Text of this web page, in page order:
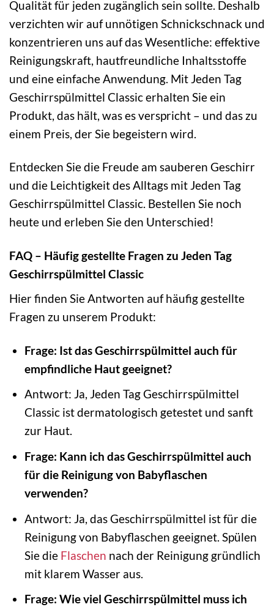
Qualität für jeden zugänglich sein sollte. Deshalb
verzichten wir auf unnötigen Schnickschnack und
konzentrieren uns auf das Wesentliche: effektive
Reinigungskraft, hautfreundliche Inhaltsstoffe
und eine einfache Anwendung. Mit Jeden Tag
Geschirrspülmittel Classic erhalten Sie ein
Produkt, das hält, was es verspricht – und das zu
einem Preis, der Sie begeistern wird.
Entdecken Sie die Freude am sauberen Geschirr
und die Leichtigkeit des Alltags mit Jeden Tag
Geschirrspülmittel Classic. Bestellen Sie noch
heute und erleben Sie den Unterschied!
FAQ – Häufig gestellte Fragen zu Jeden Tag
Geschirrspülmittel Classic
Hier finden Sie Antworten auf häufig gestellte
Fragen zu unserem Produkt:
Frage: Ist das Geschirrspülmittel auch für
empfindliche Haut geeignet?
Antwort: Ja, Jeden Tag Geschirrspülmittel
Classic ist dermatologisch getestet und sanft
zur Haut.
Frage: Kann ich das Geschirrspülmittel auch
für die Reinigung von Babyflaschen
verwenden?
Antwort: Ja, das Geschirrspülmittel ist für die
Reinigung von Babyflaschen geeignet. Spülen
Sie die Flaschen nach der Reinigung gründlich
mit klarem Wasser aus.
Frage: Wie viel Geschirrspülmittel muss ich